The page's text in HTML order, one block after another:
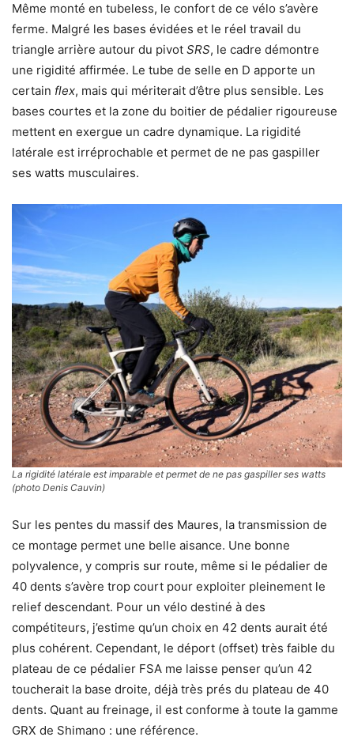
Même monté en tubeless, le confort de ce vélo s’avère
ferme. Malgré les bases évidées et le réel travail du
triangle arrière autour du pivot SRS, le cadre démontre
une rigidité affirmée. Le tube de selle en D apporte un
certain flex, mais qui mériterait d’être plus sensible. Les
bases courtes et la zone du boitier de pédalier rigoureuse
mettent en exergue un cadre dynamique. La rigidité
latérale est irréprochable et permet de ne pas gaspiller
ses watts musculaires.
La rigidité latérale est imparable et permet de ne pas gaspiller ses watts
(photo Denis Cauvin)
Sur les pentes du massif des Maures, la transmission de
ce montage permet une belle aisance. Une bonne
polyvalence, y compris sur route, même si le pédalier de
40 dents s’avère trop court pour exploiter pleinement le
relief descendant. Pour un vélo destiné à des
compétiteurs, j’estime qu’un choix en 42 dents aurait été
plus cohérent. Cependant, le déport (offset) très faible du
plateau de ce pédalier FSA me laisse penser qu’un 42
toucherait la base droite, déjà très prés du plateau de 40
dents. Quant au freinage, il est conforme à toute la gamme
GRX de Shimano : une référence.